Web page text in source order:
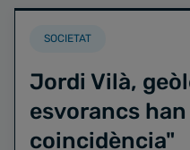
SOCIETAT
Jordi Vilà,
esvorancs
coincidència"